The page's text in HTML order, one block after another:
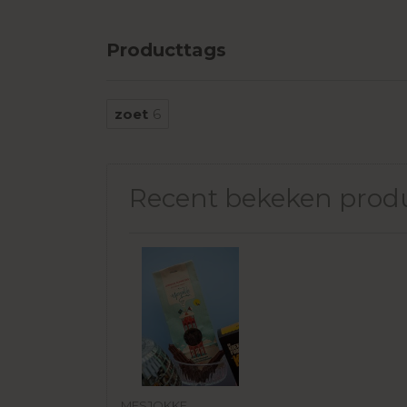
Producttags
zoet 6
Recent bekeken